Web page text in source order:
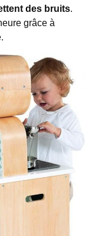
des bruits.
grâce à